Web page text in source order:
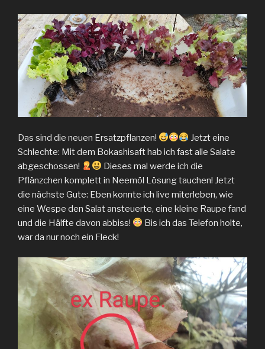
Das sind die neuen Ersatzpflanzen!
Jetzt eine
Schlechte: Mit dem Bokashisaft hab ich fast alle Salate
abgeschossen!
Dieses mal werde ich die
Pflänzchen komplett in Neemöl Lösung tauchen! Jetzt
die nächste Gute: Eben konnte ich live miterleben, wie
eine Wespe den Salat ansteuerte, eine kleine Raupe fand
und die Hälfte davon abbiss!
Bis ich das Telefon holte,
war da nur noch ein Fleck!